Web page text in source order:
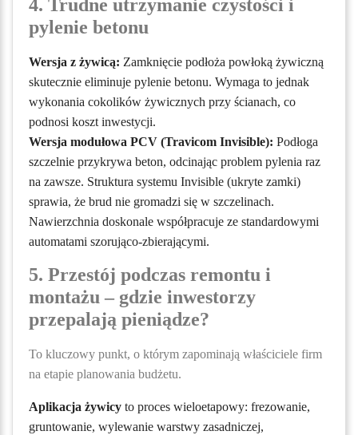
4. Trudne utrzymanie czystości i
pylenie betonu
Wersja z żywicą: Zamknięcie podłoża powłoką żywiczną
skutecznie eliminuje pylenie betonu. Wymaga to jednak
wykonania cokolików żywicznych przy ścianach, co
podnosi koszt inwestycji.
Wersja modułowa PCV (Travicom Invisible): Podłoga
szczelnie przykrywa beton, odcinając problem pylenia raz
na zawsze. Struktura systemu Invisible (ukryte zamki)
sprawia, że brud nie gromadzi się w szczelinach.
Nawierzchnia doskonale współpracuje ze standardowymi
automatami szorująco-zbierającymi.
5. Przestój podczas remontu i
montażu – gdzie inwestorzy
przepalają pieniądze?
To kluczowy punkt, o którym zapominają właściciele firm
na etapie planowania budżetu.
Aplikacja żywicy to proces wieloetapowy: frezowanie,
gruntowanie, wylewanie warstwy zasadniczej,